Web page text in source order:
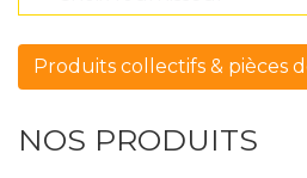
Produits collectifs & pièces
NOS PRODUITS